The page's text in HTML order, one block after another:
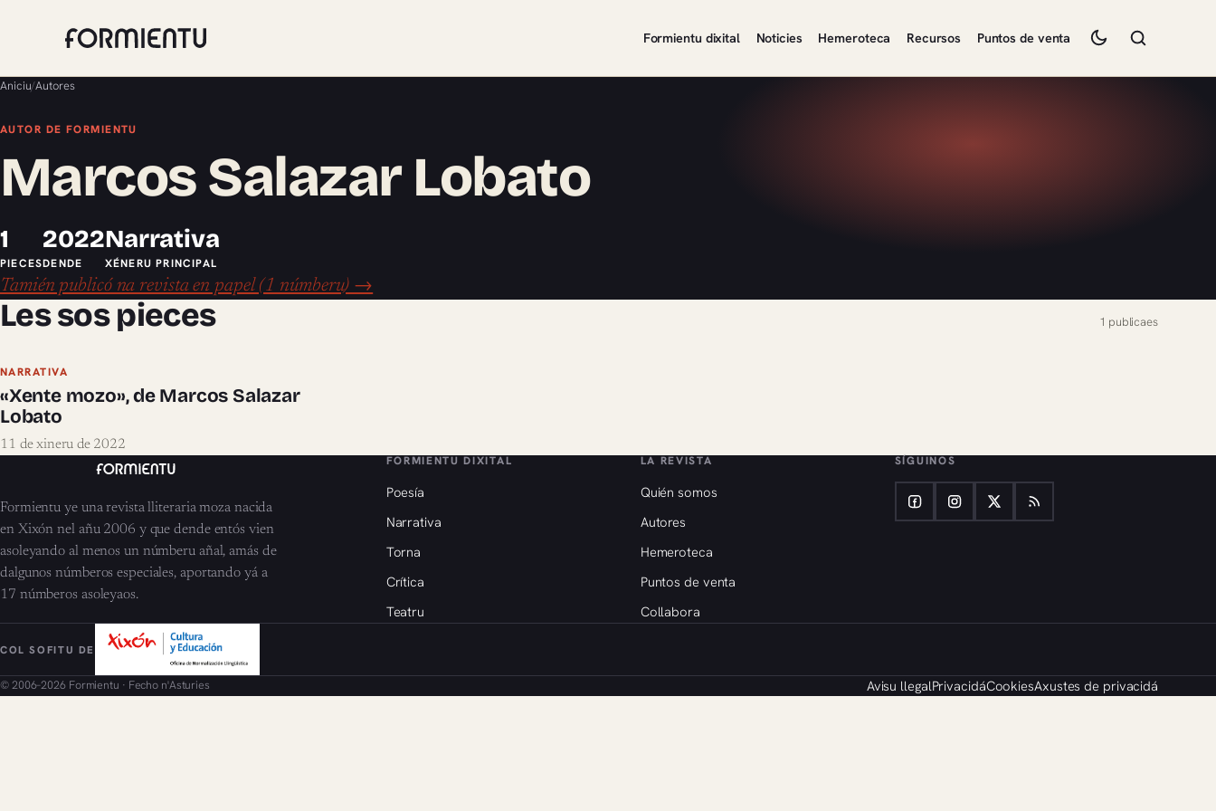
Formientu dixital Noticies Hemeroteca Recursos Puntos de venta
Aniciu/Autores
AUTOR DE FORMIENTU
Marcos Salazar Lobato
1
PIECES
2022
DENDE
Narrativa
XÉNERU PRINCIPAL
Tamién publicó na revista en papel (1 númberu) →
Les sos pieces 1 publicaes
NARRATIVA
«Xente mozo», de Marcos Salazar
Lobato
11 de xineru de 2022
Formientu ye una revista lliteraria moza nacida
en Xixón nel añu 2006 y que dende entós vien
asoleyando al menos un númberu añal, amás de
dalgunos númberos especiales, aportando yá a
17 númberos asoleyaos.
FORMIENTU DIXITAL
Poesía
Narrativa
Torna
Crítica
Teatru
LA REVISTA
Quién somos
Autores
Hemeroteca
Puntos de venta
Collabora
SÍGUINOS
COL SOFITU DE
© 2006–2026 Formientu · Fecho n'Asturies Avisu llegalPrivacidáCookiesAxustes de privacidá